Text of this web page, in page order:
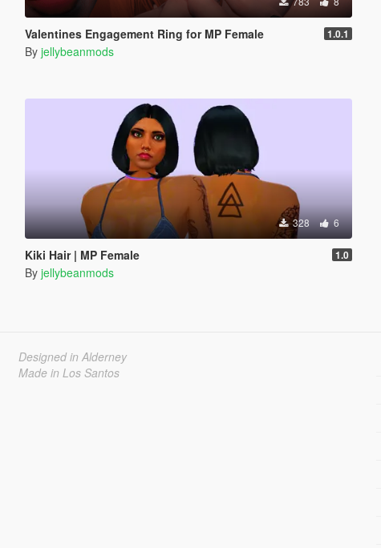
Valentines Engagement Ring for MP Female 1.0.1
By jellybeanmods
328 6
Kiki Hair | MP Female 1.0
By jellybeanmods
Designed in Alderney
Made in Los Santos